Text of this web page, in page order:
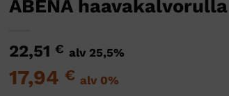
ABENA
22,51 € alv 25,5%
17,94 € alv 0%